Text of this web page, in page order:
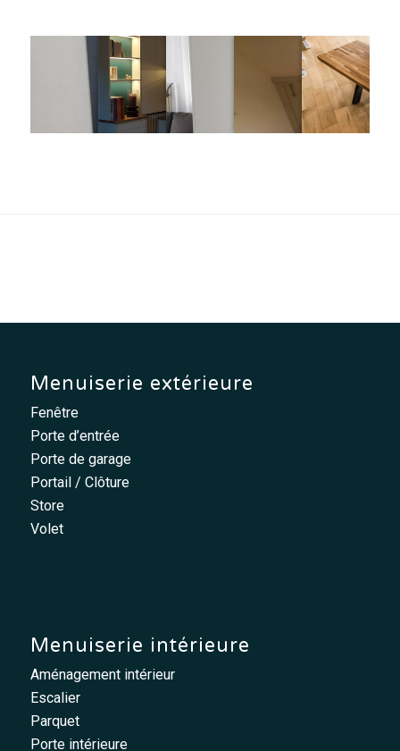
Menuiserie extérieure
Fenêtre
Porte d’entrée
Porte de garage
Portail / Clôture
Store
Volet
Menuiserie intérieure
Aménagement intérieur
Escalier
Parquet
Porte intérieure